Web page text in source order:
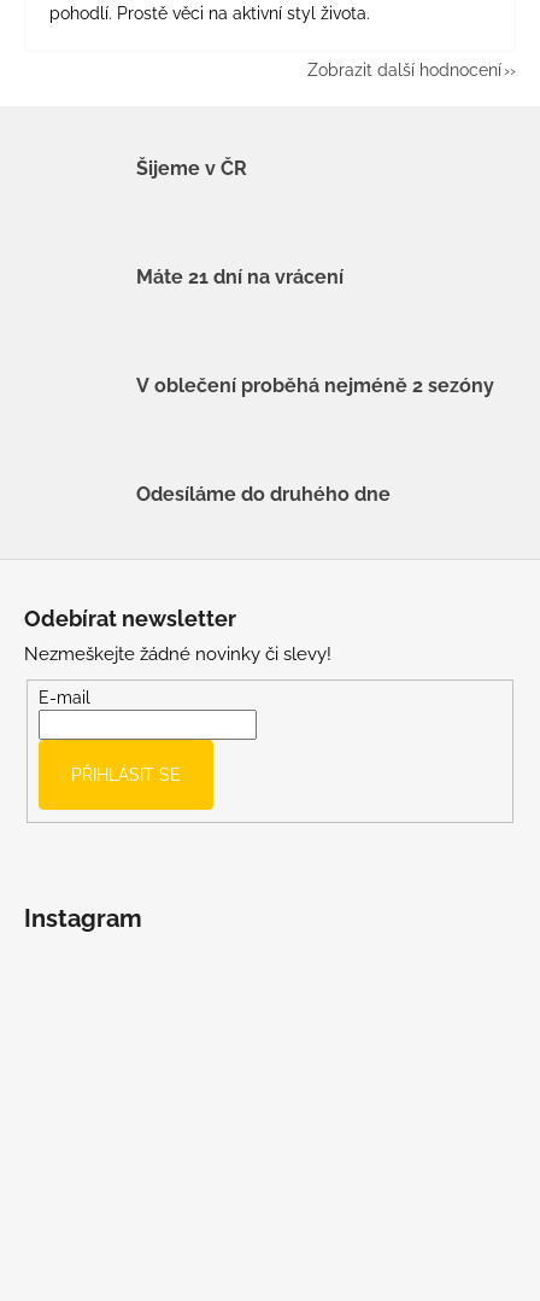
pohodlí. Prostě věci na aktivní styl života.
Zobrazit další hodnocení
Šijeme v ČR
Máte 21 dní na vrácení
V oblečení proběhá nejméně 2 sezóny
Odesíláme do druhého dne
Odebírat newsletter
Nezmeškejte žádné novinky či slevy!
E-mail
PŘIHLÁSIT SE
Instagram